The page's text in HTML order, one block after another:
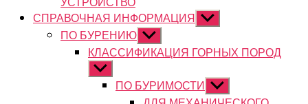
СПРАВОЧНАЯ ИНФОРМАЦИЯ Показывать
подменю
ПО БУРЕНИЮ Показывать
подменю
КЛАССИФИКАЦИЯ ГОРНЫХ ПОРОД
Показывать
подменюПО БУРИМОСТИ Показывать
подменю